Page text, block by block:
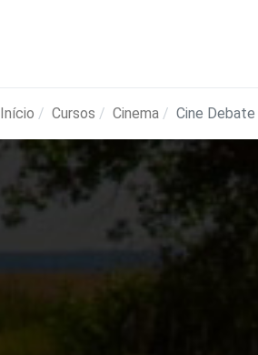
Início Cursos Cinema Cine Debate